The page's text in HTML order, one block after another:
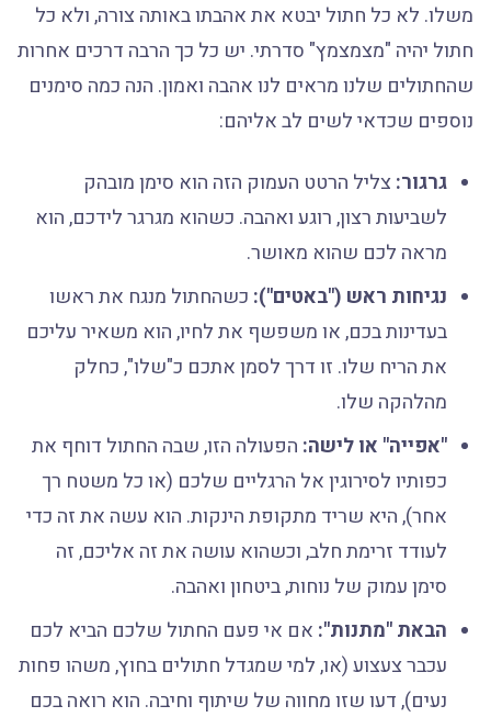
משלו. לא כל חתול יבטא את אהבתו באותה צורה, ולא כל
חתול יהיה "מצמצמץ" סדרתי. יש כל כך הרבה דרכים אחרות
שהחתולים שלנו מראים לנו אהבה ואמון. הנה כמה סימנים
נוספים שכדאי לשים לב אליהם:
גרגור:צליל הרטט העמוק הזה הוא סימן מובהק
לשביעות רצון, רוגע ואהבה. כשהוא מגרגר לידכם, הוא
מראה לכם שהוא מאושר.
נגיחות ראש ("באטים"):כשהחתול מנגח את ראשו
בעדינות בכם, או משפשף את לחיו, הוא משאיר עליכם
את הריח שלו. זו דרך לסמן אתכם כ"שלו", כחלק
מהלהקה שלו.
"אפייה" או לישה:הפעולה הזו, שבה החתול דוחף את
כפותיו לסירוגין אל הרגליים שלכם (או כל משטח רך
אחר), היא שריד מתקופת הינקות. הוא עשה את זה כדי
לעודד זרימת חלב, וכשהוא עושה את זה אליכם, זה
סימן עמוק של נוחות, ביטחון ואהבה.
הבאת "מתנות":אם אי פעם החתול שלכם הביא לכם
עכבר צעצוע (או, למי שמגדל חתולים בחוץ, משהו פחות
נעים), דעו שזו מחווה של שיתוף וחיבה. הוא רואה בכם